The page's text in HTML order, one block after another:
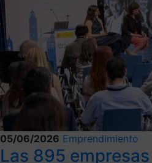
05/06/2026 Emprendimiento
Las 895